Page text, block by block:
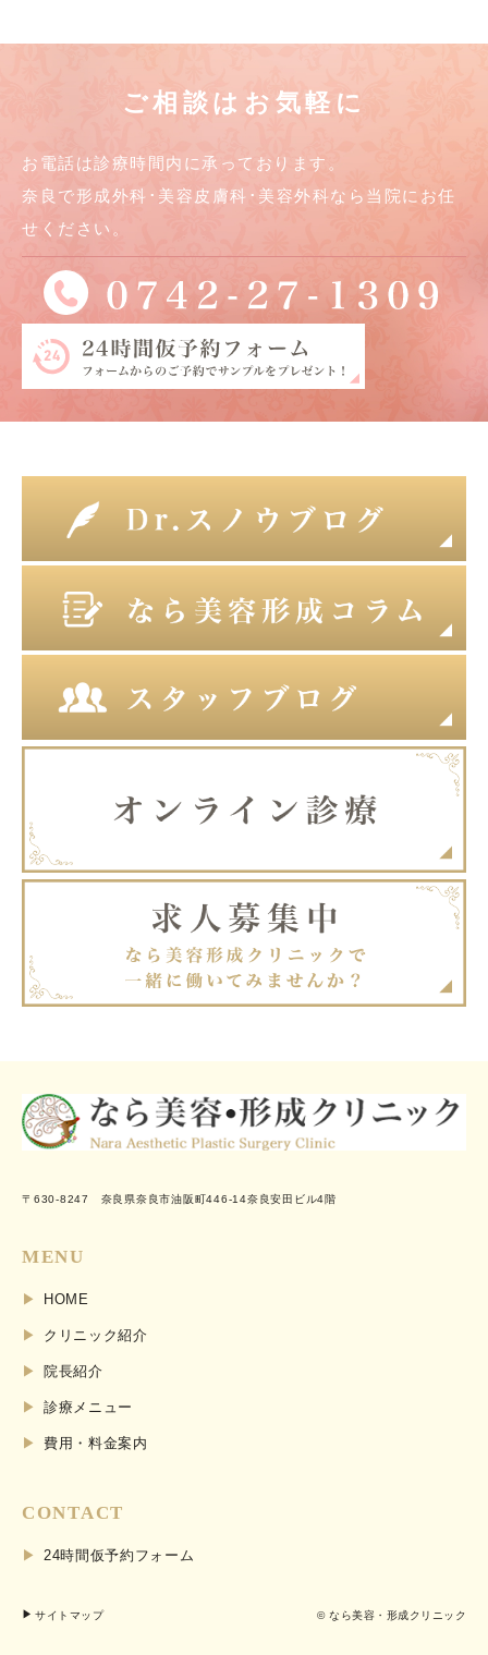
ご相談はお気軽に
お電話は診療時間内に承っております。
奈良で形成外科･美容皮膚科･美容外科なら当院にお任
せください。
〒630-8247 奈良県奈良市油阪町446-14奈良安田ビル4階
MENU
HOME
クリニック紹介
院長紹介
診療メニュー
費用・料金案内
CONTACT
24時間仮予約フォーム
サイトマップ © なら美容・形成クリニック